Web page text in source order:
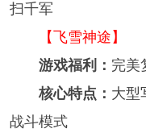
扫千军
【飞雪神途】
游戏福利： 完美
核心特点： 大型
战斗模式